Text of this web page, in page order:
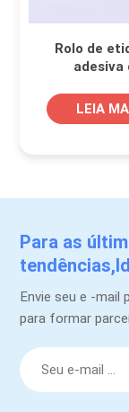
Rolo de
adesiva
LEIA
Para as
promoções.
Envie seu e -mail
para formar